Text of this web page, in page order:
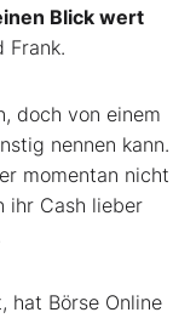
Blick wert
Frank.
doch von einem
nennen kann.
momentan nicht
ihr Cash lieber
hat Börse Online